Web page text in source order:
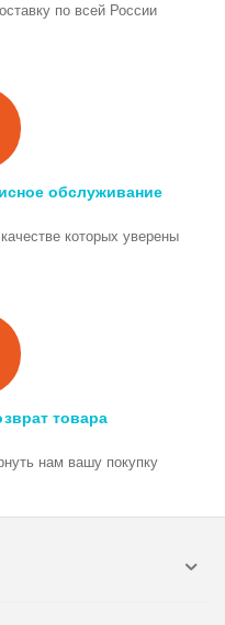
по всей России
обслуживание
которых уверены
товара
нам вашу покупку